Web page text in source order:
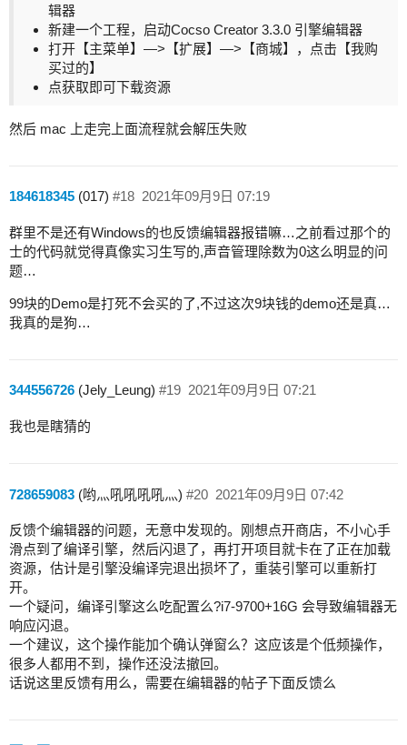
辑器
新建一个工程，启动Cocso Creator 3.3.0 引擎编辑器
打开【主菜单】—>【扩展】—>【商城】，点击【我购
买过的】
点获取即可下载资源
然后 mac 上走完上面流程就会解压失败
184618345 (017) 2021年09月9日 07:19
#18
群里不是还有Windows的也反馈编辑器报错嘛…之前看过那个的
士的代码就觉得真像实习生写的,声音管理除数为0这么明显的问
题…
99块的Demo是打死不会买的了,不过这次9块钱的demo还是真…
我真的是狗…
344556726 (Jely_Leung) 2021年09月9日 07:21
#19
我也是瞎猜的
728659083 (哟灬吼吼吼吼灬) 2021年09月9日 07:42
#20
反馈个编辑器的问题，无意中发现的。刚想点开商店，不小心手
滑点到了编译引擎，然后闪退了，再打开项目就卡在了正在加载
资源，估计是引擎没编译完退出损坏了，重装引擎可以重新打
开。
一个疑问，编译引擎这么吃配置么?i7-9700+16G 会导致编辑器无
响应闪退。
一个建议，这个操作能加个确认弹窗么？这应该是个低频操作，
很多人都用不到，操作还没法撤回。
话说这里反馈有用么，需要在编辑器的帖子下面反馈么